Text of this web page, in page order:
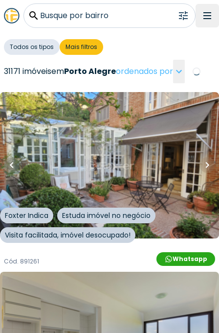
Busque por bairro
Todos os tipos Mais filtros
31171 imóveisemPorto Alegreordenados por
R$3.500.111,00
R$3.150.099,90
10% OFF
400 m²•3 quartos • 4banheiros•5vagas
Casa
Rua Professor Ulisses Cabral,Chácara das Pedras,
Porto Alegre
Foxter Indica
Estuda imóvel no negócio
Visita facilitada, imóvel desocupado!
Whatsapp
Cód. 891261
R$
R$229.500,00
10
41m²• quarto•
vaga